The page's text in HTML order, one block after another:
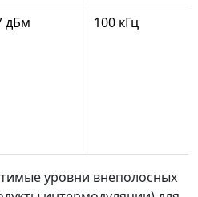
дБм 100 кГц
уровни внеполосных